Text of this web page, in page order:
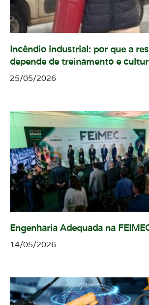
Incêndio industrial: por que a
depende de treinamento e
25/05/2026
Engenharia Adequada na
14/05/2026